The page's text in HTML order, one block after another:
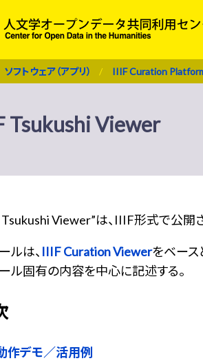
ソフトウェア（アプリ） IIIF Curation
Tsukushi Viewer
Viewer”は、IIIF形式で公開
ルは、 IIIF Curation Viewerをベース
ル固有の内容を中心に記述する。
作デモ／活用例